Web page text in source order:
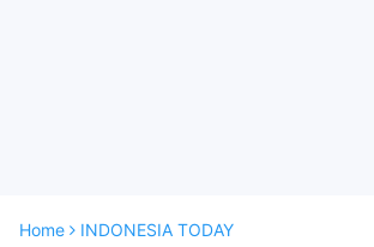
Home INDONESIA TODAY